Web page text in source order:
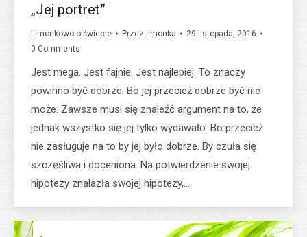
„Jej portret”
Limonkowo o świecie Przez limonka
29 listopada, 2016
0 Comments
Jest mega. Jest fajnie. Jest najlepiej. To znaczy
powinno być dobrze. Bo jej przecież dobrze być nie
może. Zawsze musi się znaleźć argument na to, że
jednak wszystko się jej tylko wydawało. Bo przecież
nie zasługuje na to by jej było dobrze. By czuła się
szczęśliwa i doceniona. Na potwierdzenie swojej
hipotezy znalazła swojej hipotezy,…